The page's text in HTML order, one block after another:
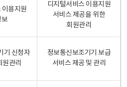
이용지원
보
디지털서비스 이용지원
서비스 제공을 위한
회원관리
기 신청자
원관리
정보통신보조기기 보급
서비스 제공 및 관리